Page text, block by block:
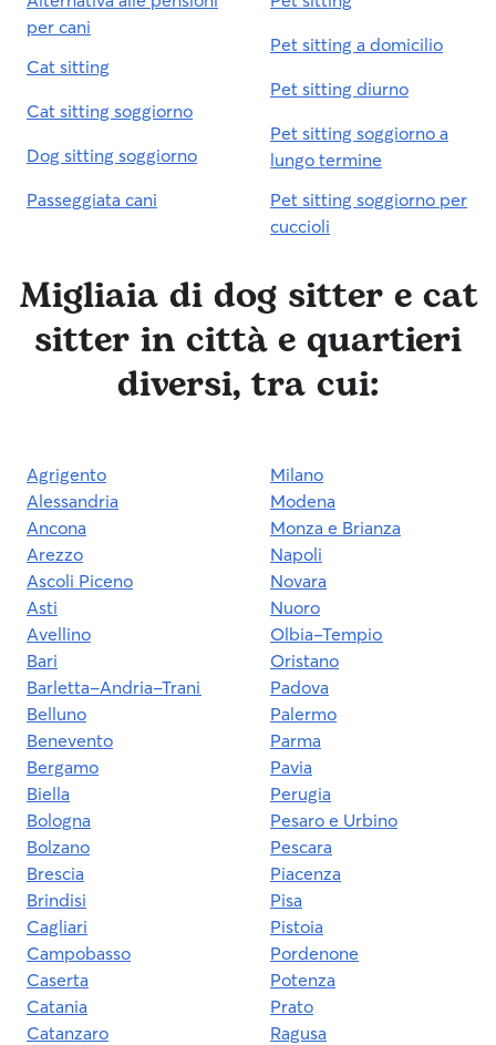
per cani
Cat sitting
Cat sitting soggiorno
Dog sitting soggiorno
Passeggiata cani
Pet sitting a domicilio
Pet sitting diurno
Pet sitting soggiorno a
lungo termine
Pet sitting soggiorno per
cuccioli
Migliaia di dog sitter e cat
sitter in città e quartieri
diversi, tra cui:
Agrigento
Alessandria
Ancona
Arezzo
Ascoli Piceno
Asti
Avellino
Bari
Barletta-Andria-Trani
Belluno
Benevento
Bergamo
Biella
Bologna
Bolzano
Brescia
Brindisi
Cagliari
Campobasso
Caserta
Catania
Catanzaro
Milano
Modena
Monza e Brianza
Napoli
Novara
Nuoro
Olbia-Tempio
Oristano
Padova
Palermo
Parma
Pavia
Perugia
Pesaro e Urbino
Pescara
Piacenza
Pisa
Pistoia
Pordenone
Potenza
Prato
Ragusa